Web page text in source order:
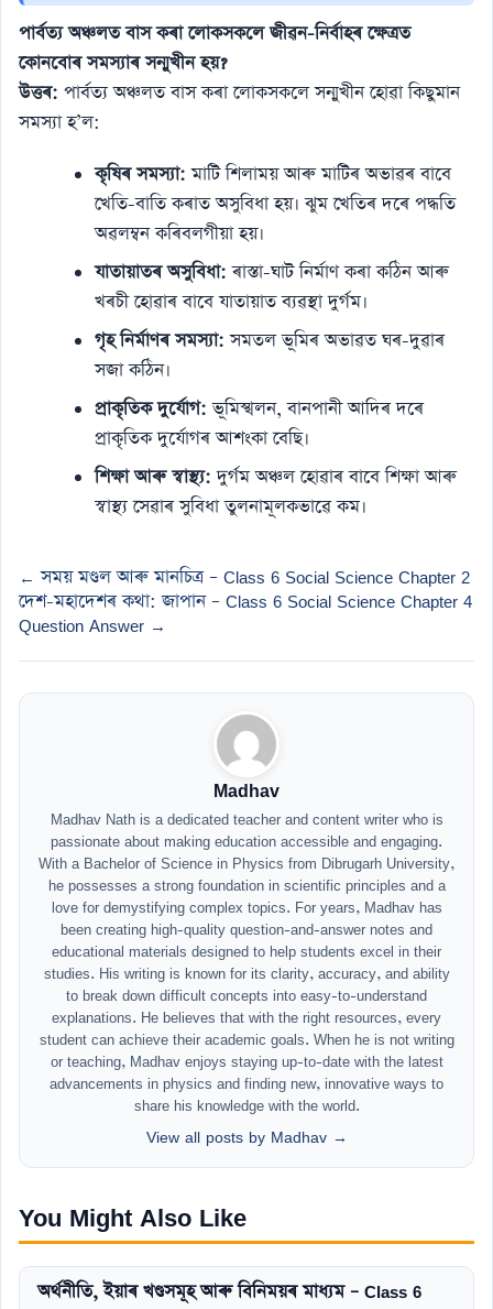
পাৰ্বত্য অঞ্চলত বাস কৰা লোকসকলে জীৱন-নিৰ্বাহৰ ক্ষেত্ৰত
কোনবোৰ সমস্যাৰ সন্মুখীন হয়?
উত্তৰ: পাৰ্বত্য অঞ্চলত বাস কৰা লোকসকলে সন্মুখীন হোৱা কিছুমান
সমস্যা হ’ল:
কৃষিৰ সমস্যা: মাটি শিলাময় আৰু মাটিৰ অভাৱৰ বাবে
খেতি-বাতি কৰাত অসুবিধা হয়। ঝুম খেতিৰ দৰে পদ্ধতি
অৱলম্বন কৰিবলগীয়া হয়।
যাতায়াতৰ অসুবিধা: ৰাস্তা-ঘাট নিৰ্মাণ কৰা কঠিন আৰু
খৰচী হোৱাৰ বাবে যাতায়াত ব্যৱস্থা দুৰ্গম।
গৃহ নিৰ্মাণৰ সমস্যা: সমতল ভূমিৰ অভাৱত ঘৰ-দুৱাৰ
সজা কঠিন।
প্ৰাকৃতিক দুৰ্যোগ: ভূমিস্খলন, বানপানী আদিৰ দৰে
প্ৰাকৃতিক দুৰ্যোগৰ আশংকা বেছি।
শিক্ষা আৰু স্বাস্থ্য: দুৰ্গম অঞ্চল হোৱাৰ বাবে শিক্ষা আৰু
স্বাস্থ্য সেৱাৰ সুবিধা তুলনামূলকভাৱে কম।
← সময় মণ্ডল আৰু মানচিত্ৰ – Class 6 Social Science Chapter 2
দেশ-মহাদেশৰ কথা: জাপান – Class 6 Social Science Chapter 4
Question Answer →
Madhav
Madhav Nath is a dedicated teacher and content writer who is
passionate about making education accessible and engaging.
With a Bachelor of Science in Physics from Dibrugarh University,
he possesses a strong foundation in scientific principles and a
love for demystifying complex topics. For years, Madhav has
been creating high-quality question-and-answer notes and
educational materials designed to help students excel in their
studies. His writing is known for its clarity, accuracy, and ability
to break down difficult concepts into easy-to-understand
explanations. He believes that with the right resources, every
student can achieve their academic goals. When he is not writing
or teaching, Madhav enjoys staying up-to-date with the latest
advancements in physics and finding new, innovative ways to
share his knowledge with the world.
View all posts by Madhav →
You Might Also Like
অৰ্থনীতি, ইয়াৰ খণ্ডসমূহ আৰু বিনিময়ৰ মাধ্যম – Class 6